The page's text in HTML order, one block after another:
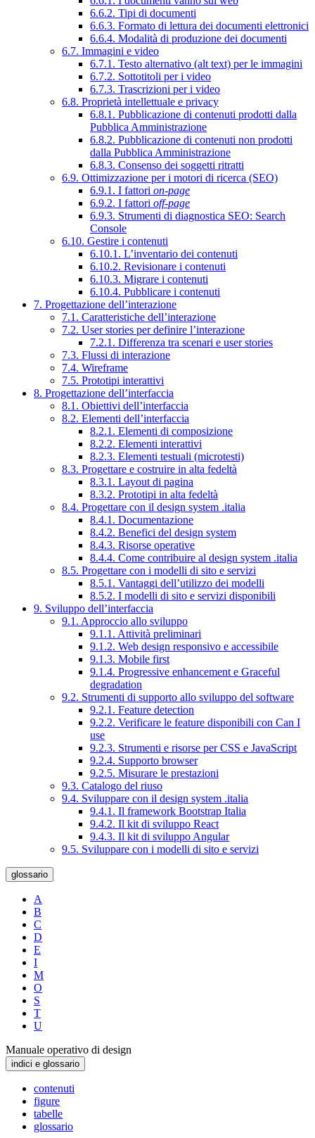
6.6.2. Tipi di documenti
6.6.3. Formato di lettura dei documenti elettronici
6.6.4. Modalità di produzione dei documenti
6.7. Immagini e video
6.7.1. Testo alternativo (alt text) per le immagini
6.7.2. Sottotitoli per i video
6.7.3. Trascrizioni per i video
6.8. Proprietà intellettuale e privacy
6.8.1. Pubblicazione di contenuti prodotti dalla
Pubblica Amministrazione
6.8.2. Pubblicazione di contenuti non prodotti
dalla Pubblica Amministrazione
6.8.3. Consenso dei soggetti ritratti
6.9. Ottimizzazione per i motori di ricerca (SEO)
6.9.1. I fattori on-page
6.9.2. I fattori off-page
6.9.3. Strumenti di diagnostica SEO: Search
Console
6.10. Gestire i contenuti
6.10.1. L’inventario dei contenuti
6.10.2. Revisionare i contenuti
6.10.3. Migrare i contenuti
6.10.4. Pubblicare i contenuti
7. Progettazione dell’interazione
7.1. Caratteristiche dell’interazione
7.2. User stories per definire l’interazione
7.2.1. Differenza tra scenari e user stories
7.3. Flussi di interazione
7.4. Wireframe
7.5. Prototipi interattivi
8. Progettazione dell’interfaccia
8.1. Obiettivi dell’interfaccia
8.2. Elementi dell’interfaccia
8.2.1. Elementi di composizione
8.2.2. Elementi interattivi
8.2.3. Elementi testuali (microtesti)
8.3. Progettare e costruire in alta fedeltà
8.3.1. Layout di pagina
8.3.2. Prototipi in alta fedeltà
8.4. Progettare con il design system .italia
8.4.1. Documentazione
8.4.2. Benefici del design system
8.4.3. Risorse operative
8.4.4. Come contribuire al design system .italia
8.5. Progettare con i modelli di sito e servizi
8.5.1. Vantaggi dell’utilizzo dei modelli
8.5.2. I modelli di sito e servizi disponibili
9. Sviluppo dell’interfaccia
9.1. Approccio allo sviluppo
9.1.1. Attività preliminari
9.1.2. Web design responsivo e accessibile
9.1.3. Mobile first
9.1.4. Progressive enhancement e Graceful
degradation
9.2. Strumenti di supporto allo sviluppo del software
9.2.1. Feature detection
9.2.2. Verificare le feature disponibili con Can I
use
9.2.3. Strumenti e risorse per CSS e JavaScript
9.2.4. Supporto browser
9.2.5. Misurare le prestazioni
9.3. Catalogo del riuso
9.4. Sviluppare con il design system .italia
9.4.1. Il framework Bootstrap Italia
9.4.2. Il kit di sviluppo React
9.4.3. Il kit di sviluppo Angular
9.5. Sviluppare con i modelli di sito e servizi
glossario
A
B
C
D
E
I
M
O
S
T
U
Manuale operativo di design
indici e glossario
contenuti
figure
tabelle
glossario